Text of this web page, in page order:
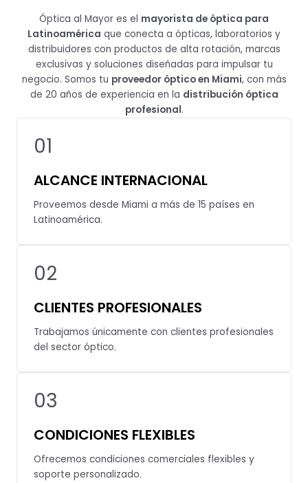
Óptica al Mayor es el mayorista de óptica para
Latinoamérica que conecta a ópticas, laboratorios y
distribuidores con productos de alta rotación, marcas
exclusivas y soluciones diseñadas para impulsar tu
negocio. Somos tu proveedor óptico en Miami, con más
de 20 años de experiencia en la distribución óptica
profesional.
01
ALCANCE INTERNACIONAL
Proveemos desde Miami a más de 15 países en
Latinoamérica.
02
CLIENTES PROFESIONALES
Trabajamos únicamente con clientes profesionales
del sector óptico.
03
CONDICIONES FLEXIBLES
Ofrecemos condiciones comerciales flexibles y
soporte personalizado.